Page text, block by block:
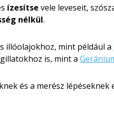
ízesítse vele leveseit,
nélkül.
illóolajokhoz, mint például a
is, mint a
és a merész lépéseknek